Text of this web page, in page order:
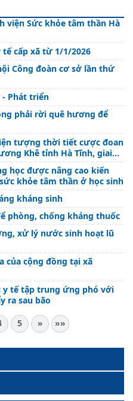
viện Sức khỏe tâm thần Hà
cấp xã từ 1/1/2026
Công đoàn cơ sở lần thứ
Phát triển
phải rời quê hương để
tượng thời tiết cược đoan
Khê tỉnh Hà Tĩnh, giai
học được nâng cao kiến
khỏe tâm thần ở học sinh
kháng sinh
phòng, chống kháng thuốc
xử lý nước sinh hoạt lũ
của cộng đồng tại xã
y tế tập trung ứng phó với
ra sau bão
5 » »»